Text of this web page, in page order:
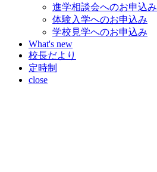
進学相談会へのお申込み
体験入学へのお申込み
学校見学へのお申込み
What's new
校長だより
定時制
close